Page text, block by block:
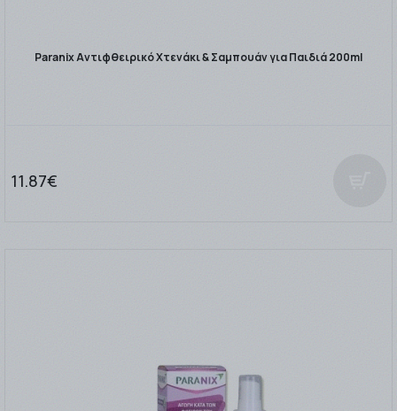
Paranix Αντιφθειρικό Χτενάκι & Σαμπουάν για Παιδιά 200ml
11.87€